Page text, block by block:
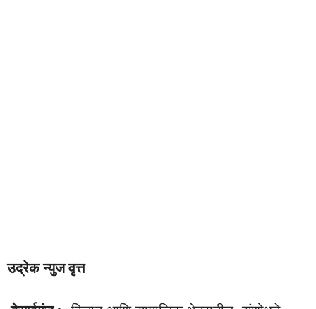
उद्रेक न्युज वृत्त